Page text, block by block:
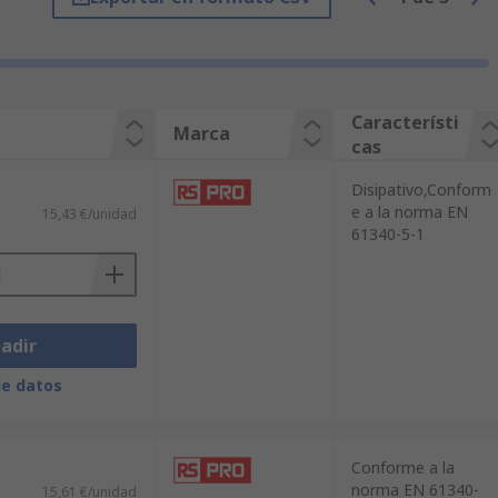
puede solicitar otros productos de
e Higiene de RS incluye
rápida y eficiente. Por último, para
un producto de 3M? ¿No
gama componentes y accesorios de
productos y con acceso online a una
ha sido diseñada para apoyarle y
Marca
Característi
cas
15,43 €/unidad
datos
Disipativo,Conform
e a la norma EN
61340-5-1
15,61 €/unidad
Conforme a la
norma EN 61340-